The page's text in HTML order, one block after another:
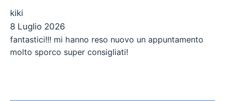
kiki
8 Luglio 2026
fantastici!!! mi hanno reso nuovo un appuntamento
molto sporco super consigliati!